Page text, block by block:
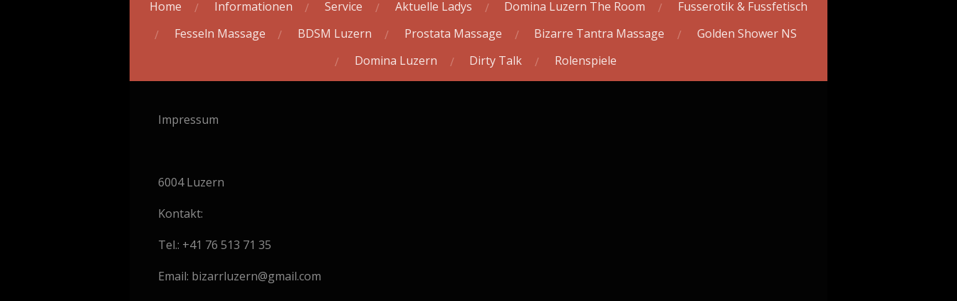
Home Informationen Service Aktuelle Ladys Domina Luzern The Room
Fusserotik & Fussfetisch
Fesseln Massage
BDSM Luzern Prostata Massage Bizarre Tantra Massage
Golden Shower NS
Domina Luzern
Dirty Talk Rolenspiele
Impressum
6004 Luzern
Kontakt:
Tel.: +41 76 513 71 35
Email: bizarrluzern@gmail.com